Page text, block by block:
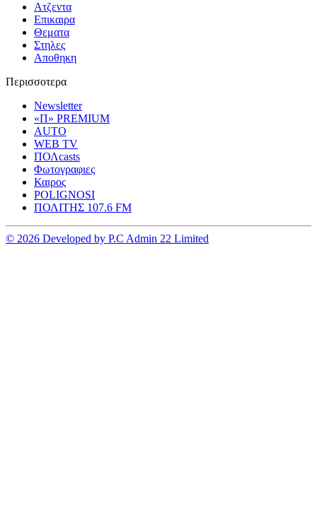
Ατζεντα
Επικαιρα
Θεματα
Στηλες
Αποθηκη
Περισσοτερα
Newsletter
«Π» PREMIUM
AUTO
WEB TV
ΠΟΛcasts
Φωτογραφιες
Καιρος
POLIGNOSI
ΠΟΛΙΤΗΣ 107.6 FM
© 2026 Developed by P.C Admin 22 Limited